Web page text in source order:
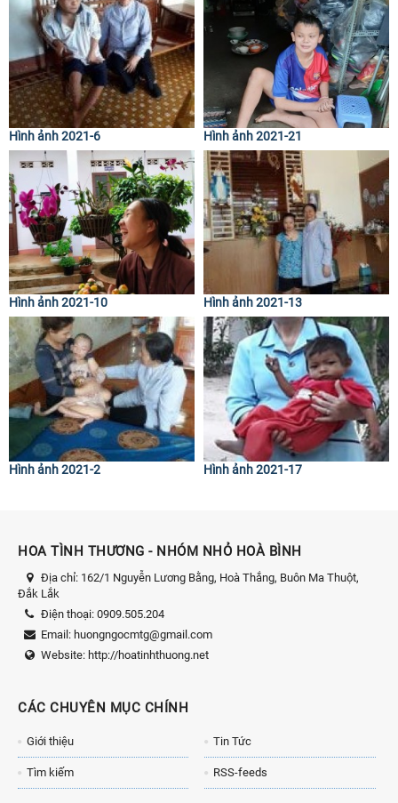
Hình ảnh 2021-6 Hình ảnh 2021-21
Hình ảnh 2021-10 Hình ảnh 2021-13
Hình ảnh 2021-2 Hình ảnh 2021-17
HOA TÌNH THƯƠNG - NHÓM NHỎ HOÀ BÌNH
Địa chỉ: 162/1 Nguyễn Lương Bằng, Hoà Thắng, Buôn Ma Thuột,
Đắk Lắk
Điện thoại: 0909.505.204
Email: huongngocmtg@gmail.com
Website: http://hoatinhthuong.net
CÁC CHUYÊN MỤC CHÍNH
Giới thiệu Tin Tức
Tìm kiếm RSS-feeds